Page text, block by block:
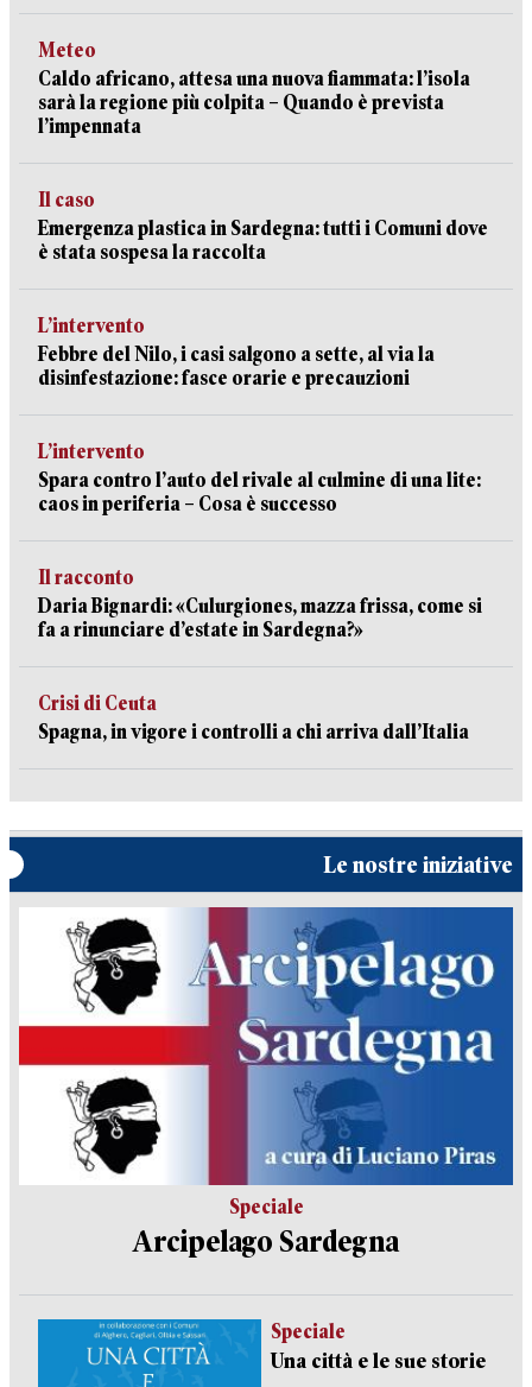
Meteo
Caldo africano, attesa una nuova fiammata: l’isola
sarà la regione più colpita – Quando è prevista
l’impennata
Il caso
Emergenza plastica in Sardegna: tutti i Comuni dove
è stata sospesa la raccolta
L’intervento
Febbre del Nilo, i casi salgono a sette, al via la
disinfestazione: fasce orarie e precauzioni
L’intervento
Spara contro l’auto del rivale al culmine di una lite:
caos in periferia – Cosa è successo
Il racconto
Daria Bignardi: «Culurgiones, mazza frissa, come si
fa a rinunciare d’estate in Sardegna?»
Crisi di Ceuta
Spagna, in vigore i controlli a chi arriva dall’Italia
Le nostre iniziative
Speciale
Arcipelago Sardegna
Speciale
Una città e le sue storie